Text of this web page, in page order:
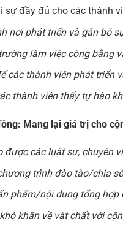
sự đầy đủ cho các thành
nơi phát triển và gắn bó
làm việc công bằng
các thành viên phát triển
thành viên thấy tự hào
Mang lại giá trị cho
được các luật sư, chuyên
trình đào tào/chia
phẩm/nội dung tổng hợp
khăn về vật chất với